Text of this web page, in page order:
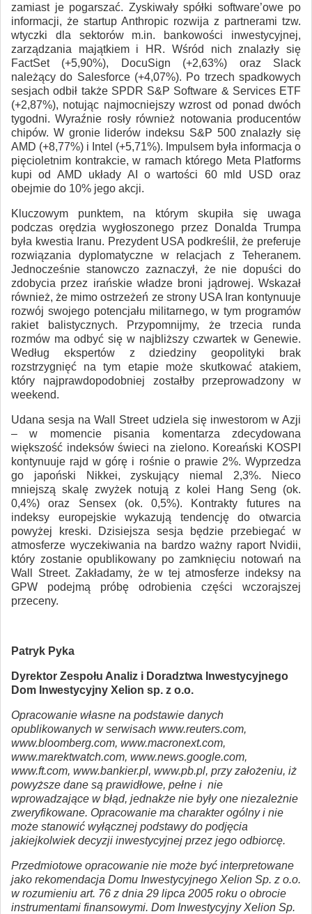
zamiast je pogarszać. Zyskiwały spółki software’owe po
informacji, że startup Anthropic rozwija z partnerami tzw.
wtyczki dla sektorów m.in. bankowości inwestycyjnej,
zarządzania majątkiem i HR. Wśród nich znalazły się
FactSet (+5,90%), DocuSign (+2,63%) oraz Slack
należący do Salesforce (+4,07%). Po trzech spadkowych
sesjach odbił także SPDR S&P Software & Services ETF
(+2,87%), notując najmocniejszy wzrost od ponad dwóch
tygodni. Wyraźnie rosły również notowania producentów
chipów. W gronie liderów indeksu S&P 500 znalazły się
AMD (+8,77%) i Intel (+5,71%). Impulsem była informacja o
pięcioletnim kontrakcie, w ramach którego Meta Platforms
kupi od AMD układy AI o wartości 60 mld USD oraz
obejmie do 10% jego akcji.
Kluczowym punktem, na którym skupiła się uwaga
podczas orędzia wygłoszonego przez Donalda Trumpa
była kwestia Iranu. Prezydent USA podkreślił, że preferuje
rozwiązania dyplomatyczne w relacjach z Teheranem.
Jednocześnie stanowczo zaznaczył, że nie dopuści do
zdobycia przez irańskie władze broni jądrowej. Wskazał
również, że mimo ostrzeżeń ze strony USA Iran kontynuuje
rozwój swojego potencjału militarnego, w tym programów
rakiet balistycznych. Przypomnijmy, że trzecia runda
rozmów ma odbyć się w najbliższy czwartek w Genewie.
Według ekspertów z dziedziny geopolityki brak
rozstrzygnięć na tym etapie może skutkować atakiem,
który najprawdopodobniej zostałby przeprowadzony w
weekend.
Udana sesja na Wall Street udziela się inwestorom w Azji
– w momencie pisania komentarza zdecydowana
większość indeksów świeci na zielono. Koreański KOSPI
kontynuuje rajd w górę i rośnie o prawie 2%. Wyprzedza
go japoński Nikkei, zyskujący niemal 2,3%. Nieco
mniejszą skalę zwyżek notują z kolei Hang Seng (ok.
0,4%) oraz Sensex (ok. 0,5%). Kontrakty futures na
indeksy europejskie wykazują tendencję do otwarcia
powyżej kreski. Dzisiejsza sesja będzie przebiegać w
atmosferze wyczekiwania na bardzo ważny raport Nvidii,
który zostanie opublikowany po zamknięciu notowań na
Wall Street. Zakładamy, że w tej atmosferze indeksy na
GPW podejmą próbę odrobienia części wczorajszej
przeceny.
Patryk Pyka
Dyrektor Zespołu Analiz i Doradztwa Inwestycyjnego
Dom Inwestycyjny Xelion sp. z o.o.
Opracowanie własne na podstawie danych
opublikowanych w serwisach www.reuters.com,
www.bloomberg.com, www.macronext.com,
www.marektwatch.com, www.news.google.com,
www.ft.com, www.bankier.pl, www.pb.pl, przy założeniu, iż
powyższe dane są prawidłowe, pełne i nie
wprowadzające w błąd, jednakże nie były one niezależnie
zweryfikowane. Opracowanie ma charakter ogólny i nie
może stanowić wyłącznej podstawy do podjęcia
jakiejkolwiek decyzji inwestycyjnej przez jego odbiorcę.
Przedmiotowe opracowanie nie może być interpretowane
jako rekomendacja Domu Inwestycyjnego Xelion Sp. z o.o.
w rozumieniu art. 76 z dnia 29 lipca 2005 roku o obrocie
instrumentami finansowymi. Dom Inwestycyjny Xelion Sp.